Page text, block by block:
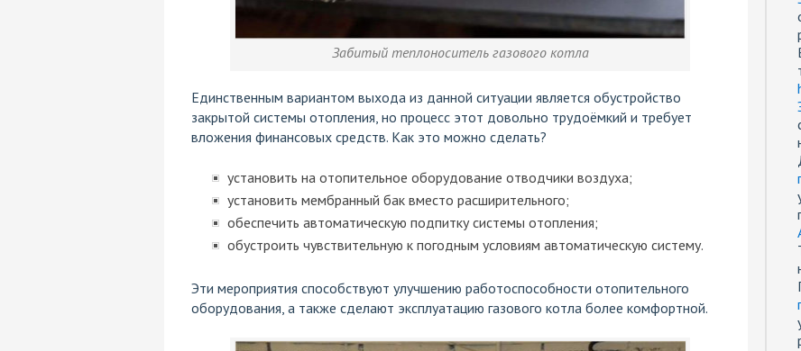
Забитый теплоноситель газового котла
Единственным вариантом выхода из данной ситуации является обустройство
закрытой системы отопления, но процесс этот довольно трудоёмкий и требует
вложения финансовых средств. Как это можно сделать?
установить на отопительное оборудование отводчики воздуха;
установить мембранный бак вместо расширительного;
обеспечить автоматическую подпитку системы отопления;
обустроить чувствительную к погодным условиям автоматическую систему.
Эти мероприятия способствуют улучшению работоспособности отопительного
оборудования, а также сделают эксплуатацию газового котла более комфортной.